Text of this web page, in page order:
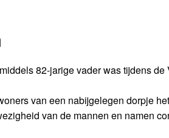
82-jarige vader was tijdens de
van een nabijgelegen dorpje
van de mannen en namen